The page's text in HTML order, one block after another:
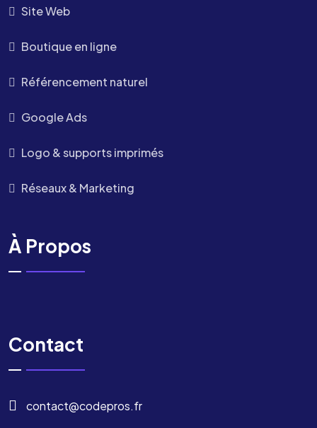
Site Web
Boutique en ligne
Référencement naturel
Google Ads
Logo & supports imprimés
Réseaux & Marketing
À Propos
Contact
contact@codepros.fr